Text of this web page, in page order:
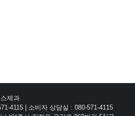
제과
4115 | 소비자 상담실 : 080-571-4115